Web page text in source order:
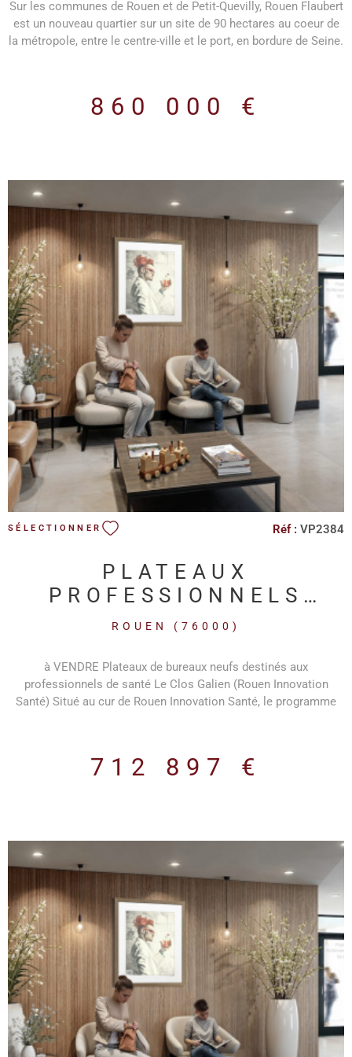
Sur les communes de Rouen et de Petit-Quevilly, Rouen Flaubert
est un nouveau quartier sur un site de 90 hectares au coeur de
la métropole, entre le centre-ville et le port, en bordure de Seine.
cœur de l’agglomération. Rouen Flaubert compte parmi les plus
élevé en R+7 dispose d'une surface de bureaux de 292 m2 et
de sa terrasse extérieure privative de 92 m2 situés au 7ème et
dernier étage avec vue sur canal disponible à l'acquisition ou à
la location. La qualité architecturale et le soin apporté aux
infrastructures offrent aux utilisateurs un cadre de travail haut
de gamme. Parking : 3 places attribuée au lot Livraison : brute
de béton, fluides en attentes Plan sur demande Frais de notaire
réduits : 2,5% Prestations programme : Biosourcé niveau 1 (18
kg / m2 de SDP) Chauffage urbain collectif avec compteur
décomptant Objectif : E3C1 Effinergie 2017 Parking sécurisé
Gardien Espaces extérieurs Pour plus de renseignements :
c.dehondt@hmimmo-pro.com 02.35.22.00.22 www.hmimmo-
pro.com
860 000 €
VOIR LE BIEN
SÉLECTIONNER Réf : VP2384
PLATEAUX
PROFESSIONNELS
NEUFS DESTINES AUX
SANTÉ...
ROUEN (76000)
à VENDRE Plateaux de bureaux neufs destinés aux
professionnels de santé Le Clos Galien (Rouen Innovation
Santé) Situé au cur de Rouen Innovation Santé, le programme
lien avec le domaine de la santé Le programme Immeuble neuf
par pompe à chaleur réversible, éclairage LED, fibre optique,
vidéophonie). Plateaux livrés aménagés et prêts à cloisonner
selon vos besoins Revêtements de sol en PVC pour les lots
privatifs Plinthes électriques périphériques intégrées Éclairages
LED encastré Précâblage fibre optique et arrivée téléphonique
par colonne montante. Sanitaires équipés (WC suspendus,
vasque avec miroir et applique lumineuse). Parties communes
soignées : hall daccueil décoré, ascenseur aux normes PMR 8
personnes, local vélos, espaces verts paysagers. Parkings en
sous-sol et en extérieur sécurisés avec accès par portail
automatique. Espaces verts paysagés Certains lots bénéficient
de terrasses privatives. Les lots disponiblesDes surfaces
variées à partir de 48 m² jusqu'à plus de 500 m² (étage
712 897 €
VOIR LE BIEN